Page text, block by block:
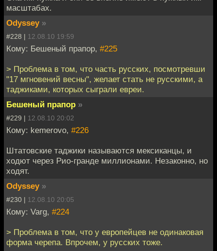
масштабах.
Odyssey »
#228 | 12.08.10 19:59
Кому: Бешеный прапор, #225
> Проблема в том, что часть русских, посмотревши
"17 мгновений весны", желает стать не русскими, а
таджиками, которых сыграли евреи.
Бешеный прапор »
#229 | 12.08.10 20:02
Кому: kemerovo, #226
Штатовские таджики называются мексиканцы, и
ходют через Рио-гранде миллионами. Незаконно, но
ходят.
Odyssey »
#230 | 12.08.10 20:05
Кому: Varg, #224
> Проблема в том, что у европейцев не одинаковая
форма черепа. Впрочем, у русских тоже.